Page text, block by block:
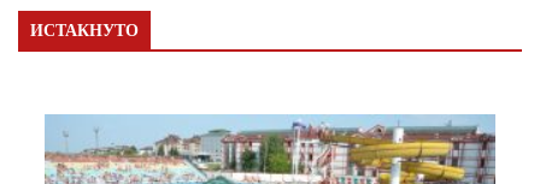
ИСТАКНУТО